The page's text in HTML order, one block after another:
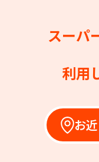
スーパ
利用
お